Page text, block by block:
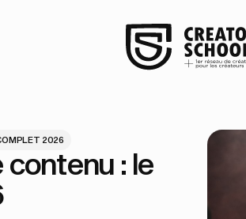
2026
: le